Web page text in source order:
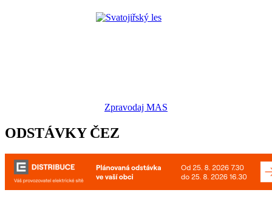
Zpravodaj MAS
ODSTÁVKY ČEZ